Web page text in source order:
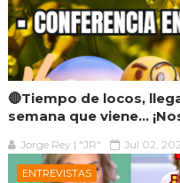
🔴Tiempo de locos,
semana que viene...
Jorge Rey | "JR" Jul 02,
ENTREVISTAS